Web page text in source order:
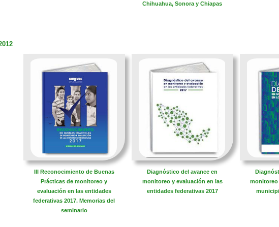
Chihuahua, Sonora y Chiapas
III Reconocimiento de Buenas
Prácticas de monitoreo y
evaluación en las entidades
federativas 2017. Memorias del
seminario
​Diagnóstico del avance en
monitoreo y evaluación en las
entidades federativas 2017
monitoreo